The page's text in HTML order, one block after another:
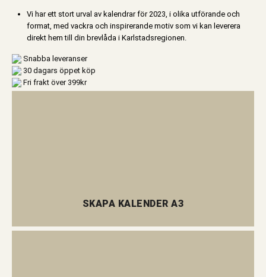
Vi har ett stort urval av kalendrar för 2023, i olika utförande och
format, med vackra och inspirerande motiv som vi kan leverera
direkt hem till din brevlåda i Karlstadsregionen.
Snabba leveranser
30 dagars öppet köp
Fri frakt över 399kr
SKAPA KALENDER A3